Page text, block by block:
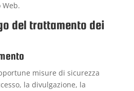
del trattamento dei
misure di sicurezza
la divulgazione, la